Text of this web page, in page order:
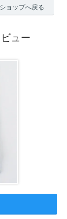
ショップへ戻る
ュー